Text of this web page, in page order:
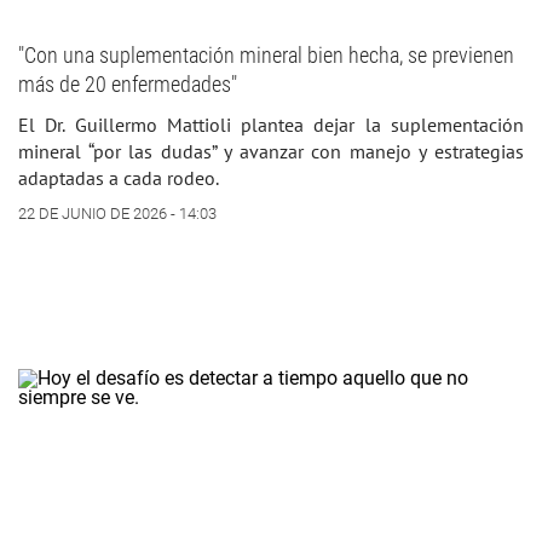
"Con una suplementación mineral bien hecha, se previenen
más de 20 enfermedades"
El Dr. Guillermo Mattioli plantea dejar la suplementación
mineral “por las dudas” y avanzar con manejo y estrategias
adaptadas a cada rodeo.
22 DE JUNIO DE 2026 - 14:03